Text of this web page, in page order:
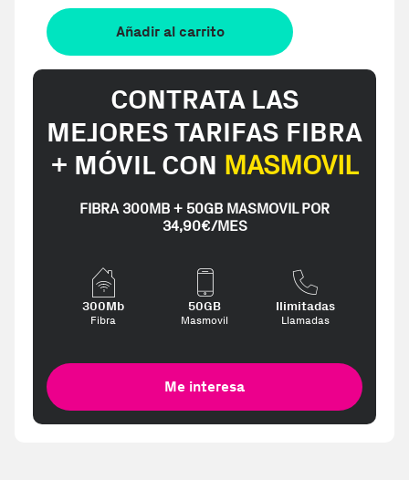
Añadir al carrito
CONTRATA LAS
MEJORES TARIFAS FIBRA
+ MÓVIL CON MASMOVIL
FIBRA 300MB + 50GB MASMOVIL POR
34,90€/MES
300Mb
Fibra
50GB
Masmovil
Ilimitadas
Llamadas
Me interesa